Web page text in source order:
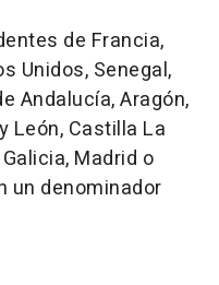
de Francia,
Unidos, Senegal,
Andalucía, Aragón,
León, Castilla La
Madrid o
un denominador